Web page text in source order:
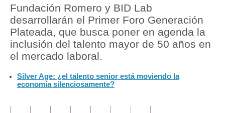
Política
Tu Dinero
Finanzas Personales
Plus G
Opinión
Fundación Romero y BID Lab
desarrollarán el Primer Foro Generación
Plateada, que busca poner en agenda la
inclusión del talento mayor de 50 años en
el mercado laboral.
Silver Age: ¿el talento senior está moviendo la
economía silenciosamente?